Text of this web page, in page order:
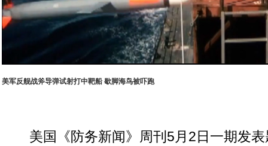
美军反舰战斧导弹试射打中靶船 歇脚海鸟被吓跑
美国《防务新闻》周刊5月2日一期发表